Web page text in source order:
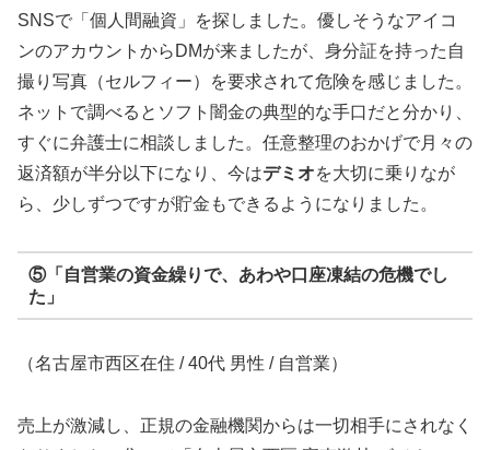
SNSで「個人間融資」を探しました。優しそうなアイコ
ンのアカウントからDMが来ましたが、身分証を持った自
撮り写真（セルフィー）を要求されて危険を感じました。
ネットで調べるとソフト闇金の典型的な手口だと分かり、
すぐに弁護士に相談しました。任意整理のおかげで月々の
返済額が半分以下になり、今はデミオを大切に乗りなが
ら、少しずつですが貯金もできるようになりました。
⑤「自営業の資金繰りで、あわや口座凍結の危機でし
た」
（名古屋市西区在住 / 40代 男性 / 自営業）
売上が激減し、正規の金融機関からは一切相手にされなく